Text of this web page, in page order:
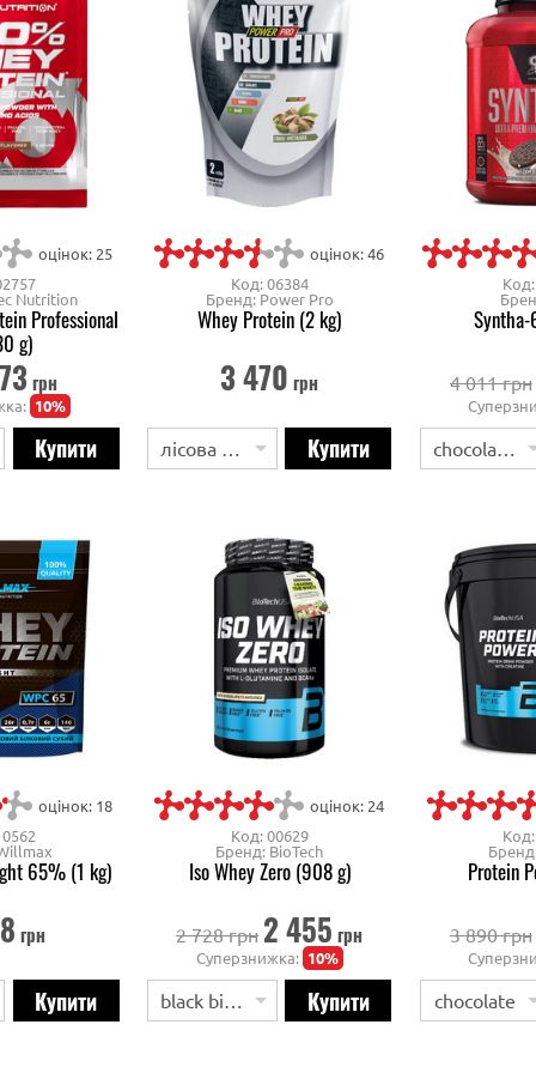
оцінок: 25
Nutrition
Professional
g)
73 грн
10%
оцінок: 46
Код: 06384
Бренд: Power Pro
Whey Protein (2 kg)
3 470 грн 4 011 грн
chocolate cake batter
оцінок: 18
65% (1 kg)
грн
оцінок: 24
Код: 00629
Бренд: BioTech
Iso Whey Zero (908 g)
2 728 грн 2 455 грн
Суперзнижка: 10%
black biscuit
Protein
3 890 грн
chocolate